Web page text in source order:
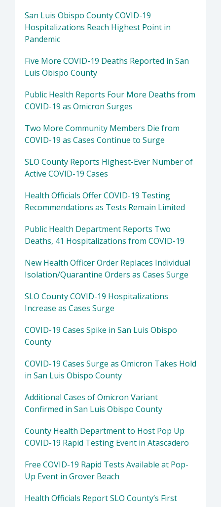
San Luis Obispo County COVID-19
Hospitalizations Reach Highest Point in
Pandemic
Five More COVID-19 Deaths Reported in San
Luis Obispo County
Public Health Reports Four More Deaths from
COVID-19 as Omicron Surges
Two More Community Members Die from
COVID-19 as Cases Continue to Surge
SLO County Reports Highest-Ever Number of
Active COVID-19 Cases
Health Officials Offer COVID-19 Testing
Recommendations as Tests Remain Limited
Public Health Department Reports Two
Deaths, 41 Hospitalizations from COVID-19
New Health Officer Order Replaces Individual
Isolation/Quarantine Orders as Cases Surge
SLO County COVID-19 Hospitalizations
Increase as Cases Surge
COVID-19 Cases Spike in San Luis Obispo
County
COVID-19 Cases Surge as Omicron Takes Hold
in San Luis Obispo County
Additional Cases of Omicron Variant
Confirmed in San Luis Obispo County
County Health Department to Host Pop Up
COVID-19 Rapid Testing Event in Atascadero
Free COVID-19 Rapid Tests Available at Pop-
Up Event in Grover Beach
Health Officials Report SLO County’s First